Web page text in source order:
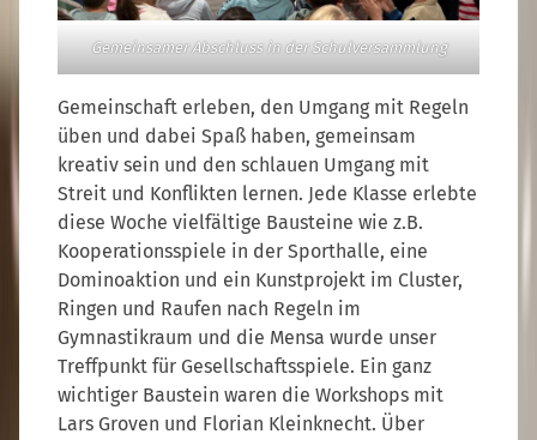
Gemeinsamer Abschluss in der Schulversammlung
Gemeinschaft erleben, den Umgang mit Regeln
üben und dabei Spaß haben, gemeinsam
kreativ sein und den schlauen Umgang mit
Streit und Konflikten lernen. Jede Klasse erlebte
diese Woche vielfältige Bausteine wie z.B.
Kooperationsspiele in der Sporthalle, eine
Dominoaktion und ein Kunstprojekt im Cluster,
Ringen und Raufen nach Regeln im
Gymnastikraum und die Mensa wurde unser
Treffpunkt für Gesellschaftsspiele. Ein ganz
wichtiger Baustein waren die Workshops mit
Lars Groven und Florian Kleinknecht. Über